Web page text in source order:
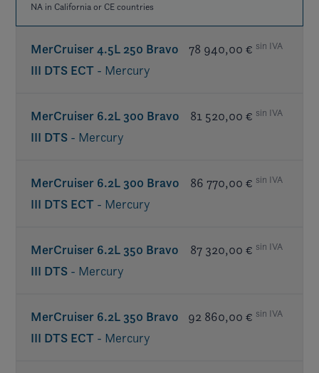
NA in California or CE countries
MerCruiser 4.5L 250 Bravo
III DTS ECT - Mercury
78 940,00 € sin IVA
MerCruiser 6.2L 300 Bravo
III DTS - Mercury
81 520,00 € sin IVA
MerCruiser 6.2L 300 Bravo
III DTS ECT - Mercury
86 770,00 € sin IVA
MerCruiser 6.2L 350 Bravo
III DTS - Mercury
87 320,00 € sin IVA
MerCruiser 6.2L 350 Bravo
III DTS ECT - Mercury
92 860,00 € sin IVA